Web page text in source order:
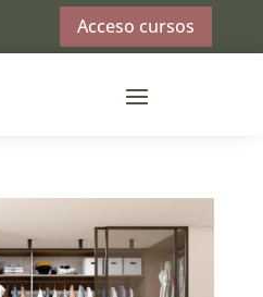
Acceso cursos